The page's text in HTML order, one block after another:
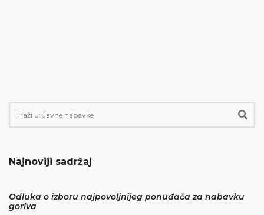
Najnoviji sadržaj
Odluka o izboru najpovoljnijeg ponuđača za nabavku
goriva